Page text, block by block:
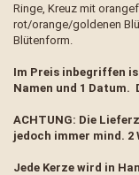
Ringe, Kreuz mit
rot/orange/goldenen
Blütenform.
Im Preis inbegriffen
Namen und 1 Datum.
ACHTUNG: Die
jedoch immer mind. 2
Jede Kerze wird in